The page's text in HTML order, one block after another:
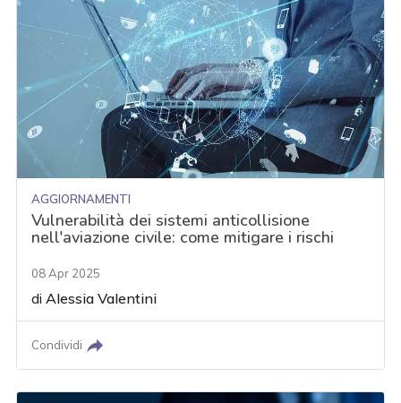
AGGIORNAMENTI
Vulnerabilità dei sistemi anticollisione
nell'aviazione civile: come mitigare i rischi
08 Apr 2025
diAlessia Valentini
Condividi